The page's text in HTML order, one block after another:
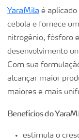
YaraMila é
cebola e fornece
nitrogênio, fósforo
desenvolvimento
Com sua
alcançar maior
maiores e mais
Benefícios do
estimula o